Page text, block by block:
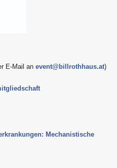
E-Mail an event@billrothhaus.at)
Mechanistische